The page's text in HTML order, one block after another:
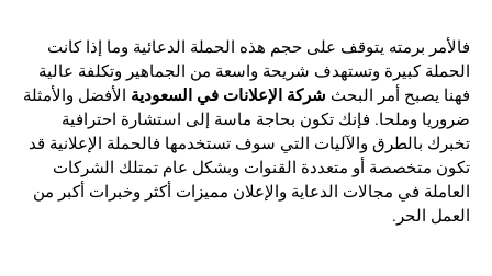
فالأمر برمته يتوقف على حجم هذه الحملة الدعائية وما إذا كانت
الحملة كبيرة وتستهدف شريحة واسعة من الجماهير وتكلفة عالية
فهنا يصبح أمر البحثشركة الإعلانات في السعوديةالأفضل والأمثلة
ضروريا وملحا. فإنك تكون بحاجة ماسة إلى استشارة احترافية
تخبرك بالطرق والآليات التي سوف تستخدمها فالحملة الإعلانية قد
تكون متخصصة أو متعددة القنوات وبشكل عام تمتلك الشركات
العاملة في مجالات الدعاية والإعلان مميزات أكثر وخبرات أكبر من
العمل الحر.